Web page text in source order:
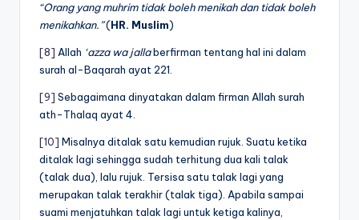
“Orang yang muhrim tidak boleh menikah dan tidak boleh
menikahkan.”(HR. Muslim)
[8] Allah ‘azza wa jallaberfirman tentang hal ini dalam
surah al-Baqarah ayat 221.
[9] Sebagaimana dinyatakan dalam firman Allah surah
ath-Thalaq ayat 4.
[10] Misalnya ditalak satu kemudian rujuk. Suatu ketika
ditalak lagi sehingga sudah terhitung dua kali talak
(talak dua), lalu rujuk. Tersisa satu talak lagi yang
merupakan talak terakhir (talak tiga). Apabila sampai
suami menjatuhkan talak lagi untuk ketiga kalinya,